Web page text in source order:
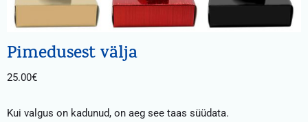
Pimedusest välja
25.00€
Kui valgus on kadunud, on aeg see taas süüdata.